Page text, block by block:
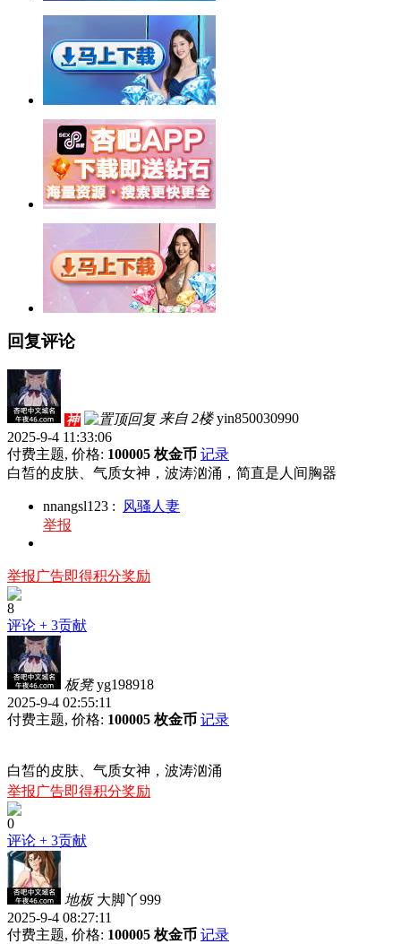
回复评论
神 来自 2楼 yin850030990
2025-9-4 11:33:06
付费主题, 价格: 100005 枚金币 记录
白皙的皮肤、气质女神，波涛汹涌，简直是人间胸器
nnangsl123 :
风骚人妻
举报
举报广告即得积分奖励
8
评论 + 3贡献
板凳 yg198918
2025-9-4 02:55:11
付费主题, 价格: 100005 枚金币 记录
白皙的皮肤、气质女神，波涛汹涌
举报广告即得积分奖励
0
评论 + 3贡献
地板 大脚丫999
2025-9-4 08:27:11
付费主题, 价格: 100005 枚金币 记录